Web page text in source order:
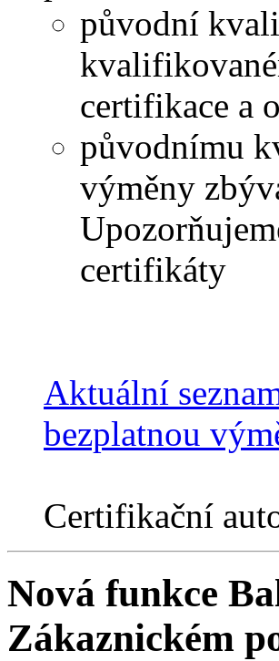
původní
certifikace a
původnímu
výměny
certifikáty
Aktuální
bezplatnou
Certifikační
Nová funkce
Zákaznickém